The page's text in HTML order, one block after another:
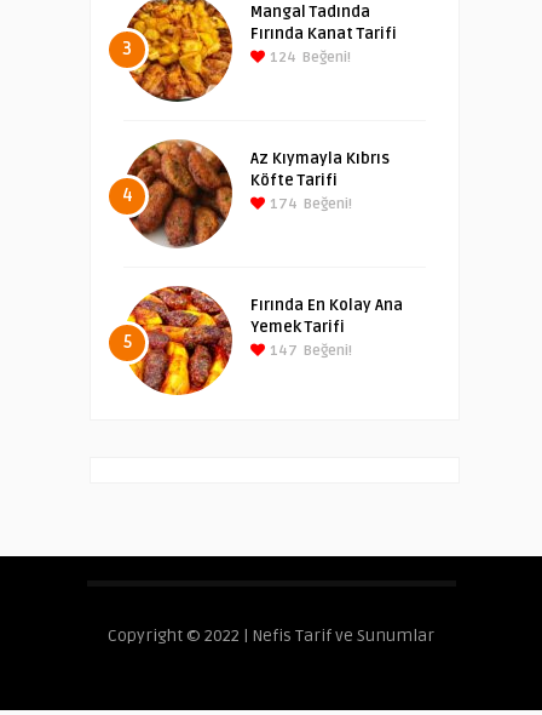
3
Mangal Tadında
Fırında Kanat Tarifi
124 Beğeni!
4
Az Kıymayla Kıbrıs
Köfte Tarifi
174 Beğeni!
5
Fırında En Kolay Ana
Yemek Tarifi
147 Beğeni!
Copyright © 2022 | Nefis Tarif ve Sunumlar